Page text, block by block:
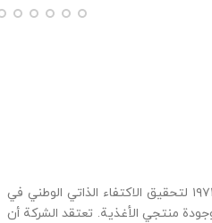
بدأت شركتنا أنشطتها في مقاطعة خراسان في عام ۱۹۷۳ لتحقيق الاكتفاء الذاتي الوطني في
منتجي الأغذية. تعتقد الشركة أن